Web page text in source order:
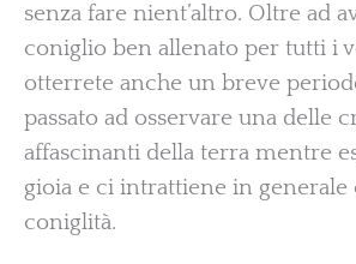
senza fare nient’altro. Oltre ad
coniglio ben allenato per tutti i
otterrete anche un breve
passato ad osservare una delle
affascinanti della terra mentre
gioia e ci intrattiene in generale
coniglità.